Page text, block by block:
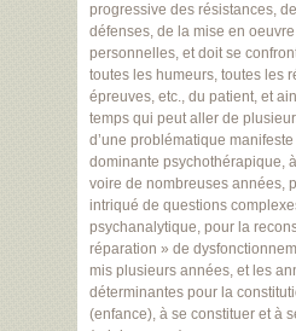
progressive des résistances,
défenses, de la mise en
personnelles, et doit se
toutes les humeurs, toutes les
épreuves, etc., du patient, et
temps qui peut aller de
d’une problématique
dominante psychothérapique,
voire de nombreuses années,
intriqué de questions
psychanalytique, pour la
réparation » de
mis plusieurs années, et les
déterminantes pour la
(enfance), à se constituer et à